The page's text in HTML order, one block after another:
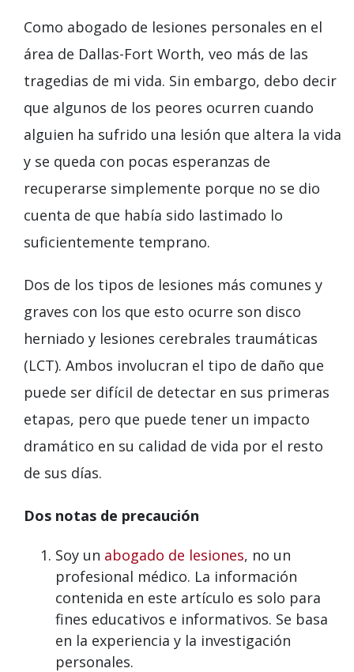
Como abogado de lesiones personales en el
área de Dallas-Fort Worth, veo más de las
tragedias de mi vida. Sin embargo, debo decir
que algunos de los peores ocurren cuando
alguien ha sufrido una lesión que altera la vida
y se queda con pocas esperanzas de
recuperarse simplemente porque no se dio
cuenta de que había sido lastimado lo
suficientemente temprano.
Dos de los tipos de lesiones más comunes y
graves con los que esto ocurre son disco
herniado y lesiones cerebrales traumáticas
(LCT). Ambos involucran el tipo de daño que
puede ser difícil de detectar en sus primeras
etapas, pero que puede tener un impacto
dramático en su calidad de vida por el resto
de sus días.
Dos notas de precaución
Soy un abogado de lesiones, no un
profesional médico. La información
contenida en este artículo es solo para
fines educativos e informativos. Se basa
en la experiencia y la investigación
personales.